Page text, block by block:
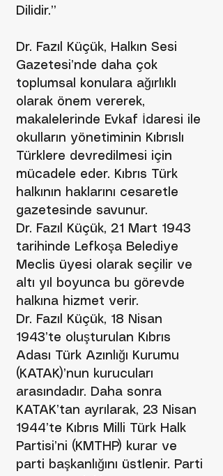
Dilidir.”
Dr. Fazıl Küçük, Halkın Sesi
Gazetesi’nde daha çok
toplumsal konulara ağırlıklı
olarak önem vererek,
makalelerinde Evkaf İdaresi ile
okulların yönetiminin Kıbrıslı
Türklere devredilmesi için
mücadele eder. Kıbrıs Türk
halkının haklarını cesaretle
gazetesinde savunur.
Dr. Fazıl Küçük, 21 Mart 1943
tarihinde Lefkoşa Belediye
Meclis üyesi olarak seçilir ve
altı yıl boyunca bu görevde
halkına hizmet verir.
Dr. Fazıl Küçük, 18 Nisan
1943’te oluşturulan Kıbrıs
Adası Türk Azınlığı Kurumu
(KATAK)’nun kurucuları
arasındadır. Daha sonra
KATAK’tan ayrılarak, 23 Nisan
1944’te Kıbrıs Milli Türk Halk
Partisi’ni (KMTHP) kurar ve
parti başkanlığını üstlenir. Parti